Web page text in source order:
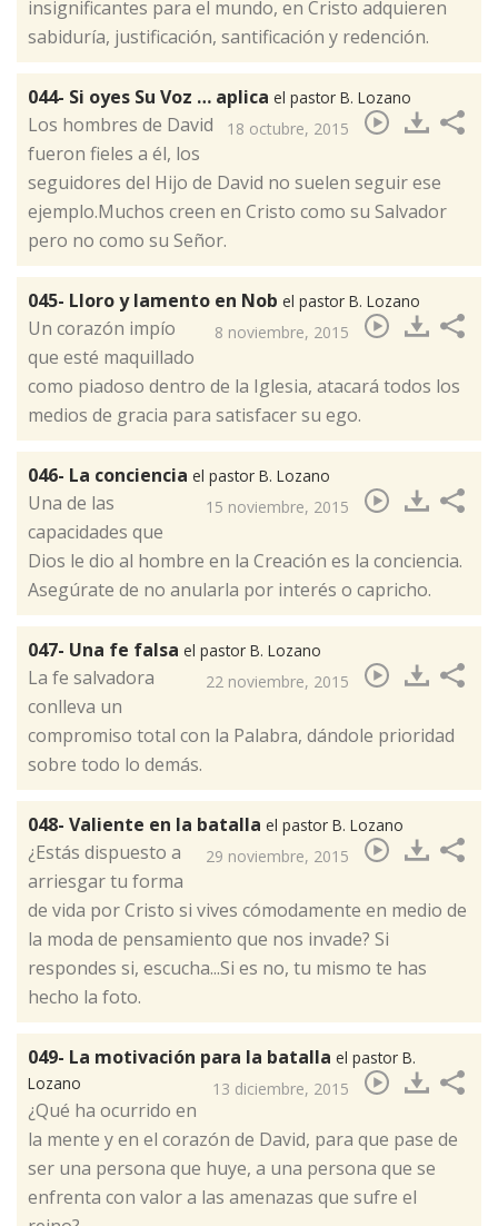
insignificantes para el mundo, en Cristo adquieren
sabiduría, justificación, santificación y redención.
044- Si oyes Su Voz … aplica el pastor B. Lozano
18 octubre, 2015
​Los hombres de David
fueron fieles a él, los
seguidores del Hijo de David no suelen seguir ese
ejemplo.Muchos creen en Cristo como su Salvador
pero no como su Señor.
045- Lloro y lamento en Nob el pastor B. Lozano
8 noviembre, 2015
​Un corazón impío
que esté maquillado
como piadoso dentro de la Iglesia, atacará todos los
medios de gracia para satisfacer su ego.
046- La conciencia el pastor B. Lozano
15 noviembre, 2015
​Una de las
capacidades que
Dios le dio al hombre en la Creación es la conciencia.
Asegúrate de no anularla por interés o capricho.
047- Una fe falsa el pastor B. Lozano
22 noviembre, 2015
​La fe salvadora
conlleva un
compromiso total con la Palabra, dándole prioridad
sobre todo lo demás.
048- Valiente en la batalla el pastor B. Lozano
29 noviembre, 2015
​¿Estás dispuesto a
arriesgar tu forma
de vida por Cristo si vives cómodamente en medio de
la moda de pensamiento que nos invade? Si
respondes si, escucha...Si es no, tu mismo te has
hecho la foto.
049- La motivación para la batalla el pastor B.
Lozano
13 diciembre, 2015
​¿Qué ha ocurrido en
la mente y en el corazón de David, para que pase de
ser una persona que huye, a una persona que se
enfrenta con valor a las amenazas que sufre el